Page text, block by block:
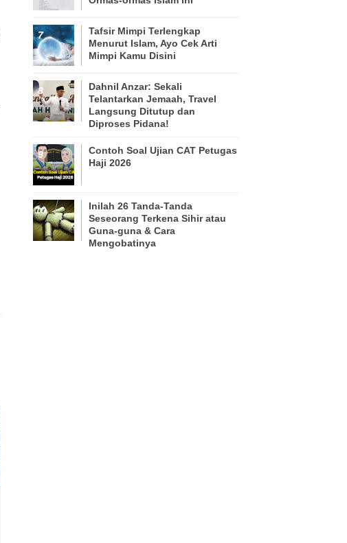
Tafsir Mimpi Terlengkap
Menurut Islam, Ayo Cek Arti
Mimpi Kamu Disini
Dahnil Anzar: Sekali
Telantarkan Jemaah, Travel
Langsung Ditutup dan
Diproses Pidana!
Contoh Soal Ujian CAT Petugas
Haji 2026
Inilah 26 Tanda-Tanda
Seseorang Terkena Sihir atau
Guna-guna & Cara
Mengobatinya